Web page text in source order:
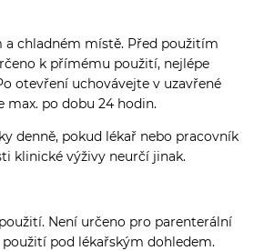
a chladném místě. Před použitím
k přímému použití, nejlépe
otevření uchovávejte v uzavřené
max. po dobu 24 hodin.
denně, pokud lékař nebo pracovník
klinické výživy neurčí jinak.
Není určeno pro parenterální
použití pod lékařským dohledem.